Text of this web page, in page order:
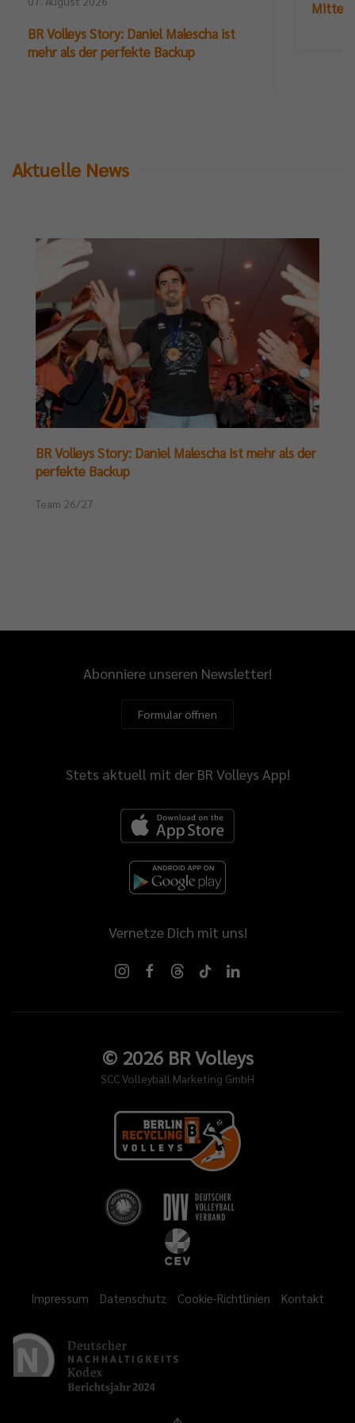
BR Volleys Story: Daniel Malescha ist
mehr als der perfekte Backup
Aktuelle News
BR Volleys Story: Daniel Malescha ist mehr als der
perfekte Backup
Team 26/27
Abonniere unseren Newsletter!
Formular öffnen
Stets aktuell mit der BR Volleys App!
Vernetze Dich mit uns!
© 2026BR Volleys
SCC Volleyball Marketing GmbH
Impressum Datenschutz Cookie-Richtlinien Kontakt